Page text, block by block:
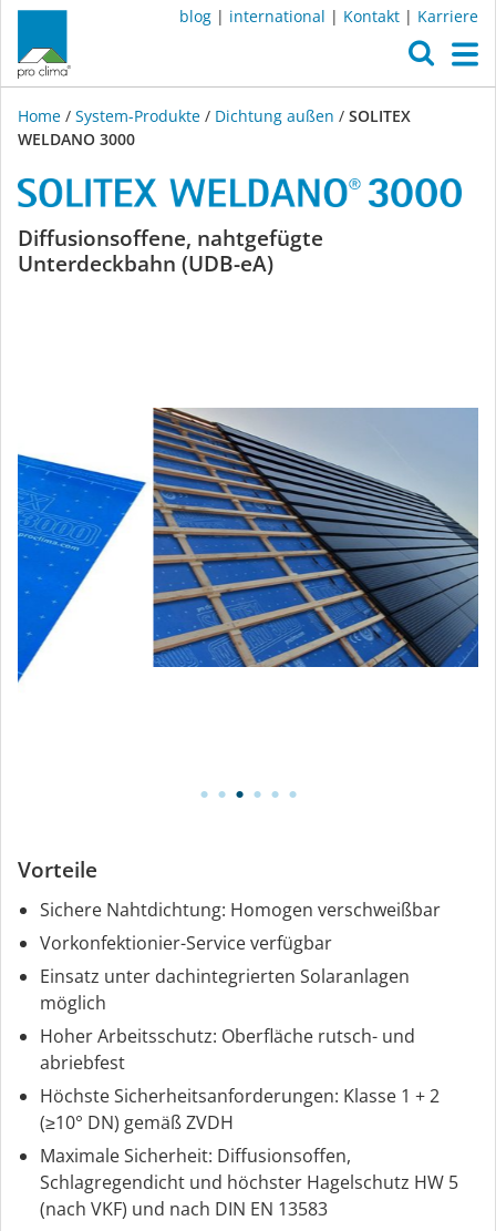
blog | international | Kontakt | Karriere
Home / System-Produkte / Dichtung außen / SOLITEX
WELDANO 3000
SOLITEX
WELDANO
Diffusionsoffene, nahtgefügte
Unterdeckbahn (UDB-eA)
Vorteile
Sichere Nahtdichtung: Homogen verschweißbar
Vorkonfektionier-Service verfügbar
Einsatz unter dachintegrierten Solaranlagen
möglich
Hoher Arbeitsschutz: Oberfläche rutsch- und
abriebfest
Höchste Sicherheitsanforderungen: Klasse 1 + 2
(≥10° DN) gemäß ZVDH
Maximale Sicherheit: Diffusionsoffen,
Schlagregendicht und höchster Hagelschutz HW 5
(nach VKF) und nach DIN EN 13583